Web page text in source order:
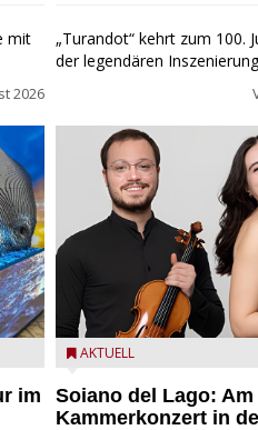
mit
2026
im
„Turandot“ kehrt zum 100.
der legendären
Trio Adamello
AKTUELL
Soiano del Lago:
Kammerkonzert in